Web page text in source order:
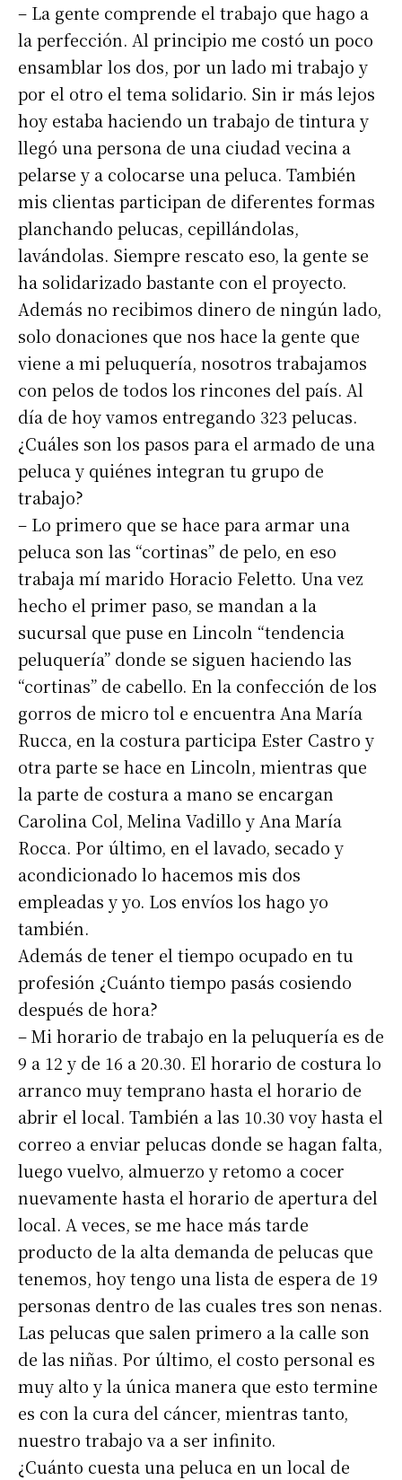
– La gente comprende el trabajo que hago a
la perfección. Al principio me costó un poco
ensamblar los dos, por un lado mi trabajo y
por el otro el tema solidario. Sin ir más lejos
hoy estaba haciendo un trabajo de tintura y
llegó una persona de una ciudad vecina a
pelarse y a colocarse una peluca. También
mis clientas participan de diferentes formas
planchando pelucas, cepillándolas,
lavándolas. Siempre rescato eso, la gente se
ha solidarizado bastante con el proyecto.
Además no recibimos dinero de ningún lado,
solo donaciones que nos hace la gente que
viene a mi peluquería, nosotros trabajamos
con pelos de todos los rincones del país. Al
día de hoy vamos entregando 323 pelucas.
¿Cuáles son los pasos para el armado de una
peluca y quiénes integran tu grupo de
trabajo?
– Lo primero que se hace para armar una
peluca son las “cortinas” de pelo, en eso
trabaja mí marido Horacio Feletto. Una vez
hecho el primer paso, se mandan a la
sucursal que puse en Lincoln “tendencia
peluquería” donde se siguen haciendo las
“cortinas” de cabello. En la confección de los
gorros de micro tol e encuentra Ana María
Rucca, en la costura participa Ester Castro y
otra parte se hace en Lincoln, mientras que
la parte de costura a mano se encargan
Carolina Col, Melina Vadillo y Ana María
Rocca. Por último, en el lavado, secado y
acondicionado lo hacemos mis dos
empleadas y yo. Los envíos los hago yo
también.
Además de tener el tiempo ocupado en tu
profesión ¿Cuánto tiempo pasás cosiendo
después de hora?
– Mi horario de trabajo en la peluquería es de
9 a 12 y de 16 a 20.30. El horario de costura lo
arranco muy temprano hasta el horario de
abrir el local. También a las 10.30 voy hasta el
correo a enviar pelucas donde se hagan falta,
luego vuelvo, almuerzo y retomo a cocer
nuevamente hasta el horario de apertura del
local. A veces, se me hace más tarde
producto de la alta demanda de pelucas que
tenemos, hoy tengo una lista de espera de 19
personas dentro de las cuales tres son nenas.
Las pelucas que salen primero a la calle son
de las niñas. Por último, el costo personal es
muy alto y la única manera que esto termine
es con la cura del cáncer, mientras tanto,
nuestro trabajo va a ser infinito.
¿Cuánto cuesta una peluca en un local de